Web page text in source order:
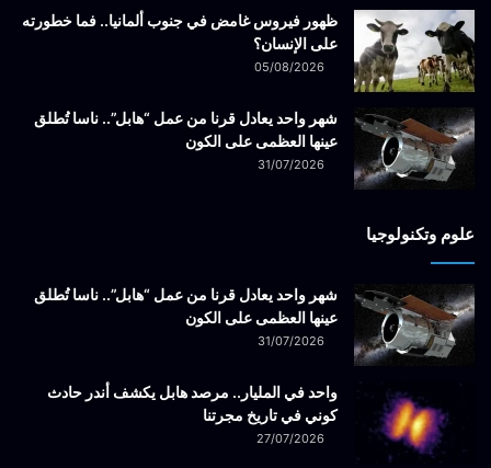
ظهور فيروس غامض في جنوب ألمانيا.. فما خطورته
على الإنسان؟
05/08/2026
شهر واحد يعادل قرنا من عمل “هابل”.. ناسا تُطلق
عينها العظمى على الكون
31/07/2026
علوم وتكنولوجيا
شهر واحد يعادل قرنا من عمل “هابل”.. ناسا تُطلق
عينها العظمى على الكون
31/07/2026
واحد في المليار.. مرصد هابل يكشف أندر حادث
كوني في تاريخ مجرتنا
27/07/2026